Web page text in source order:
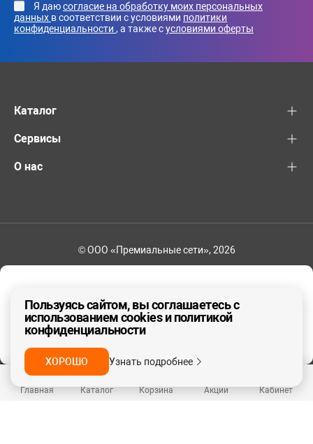
Главная Каталог Корзина Акции Кабинет
ДА, ВЕРНО
Я даюсогласие на обработку моих персональных
данных в соответствии с условиями политики
конфиденциальности , а также сусловиями оферты
Каталог
Сервисы
О нас
© ООО «Премиальные сети», 2026
Пользуясь сайтом, вы соглашаетесь с
использованием cookies и политикой
конфиденциальности
ХОРОШО Узнать подробнее